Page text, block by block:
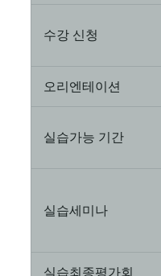
수강 신청
오리엔테이션
실습가능 기간
실습세미나
실습최종평가회